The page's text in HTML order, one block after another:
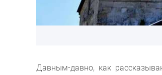
Давным-давно, как